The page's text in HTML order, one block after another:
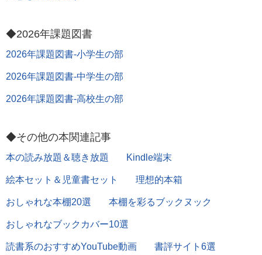
◆2026年課題図書
2026年課題図書-小学生の部
2026年課題図書-中学生の部
2026年課題図書-高校生の部
◆その他の本関連記事
本の読み放題＆聴き放題 Kindle端末
絵本セット＆児童書セット 理想的本箱
おしゃれな本棚20選 本棚を彩るブックヌック
おしゃれなブックカバー10選
読書系のおすすめYouTube動画 書評サイト6選